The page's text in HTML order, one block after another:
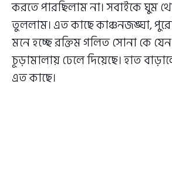
করতে পারছিলাম না। সবাইকে ঘুম
তুললাম। এত কাছে কাঞ্চনজঙ্ঘা,
মনে হচ্ছে রক্তিম গলিত সোনা কে
চূড়ামালায় ঢেলে দিয়েছে। হাত
এত কাছে।